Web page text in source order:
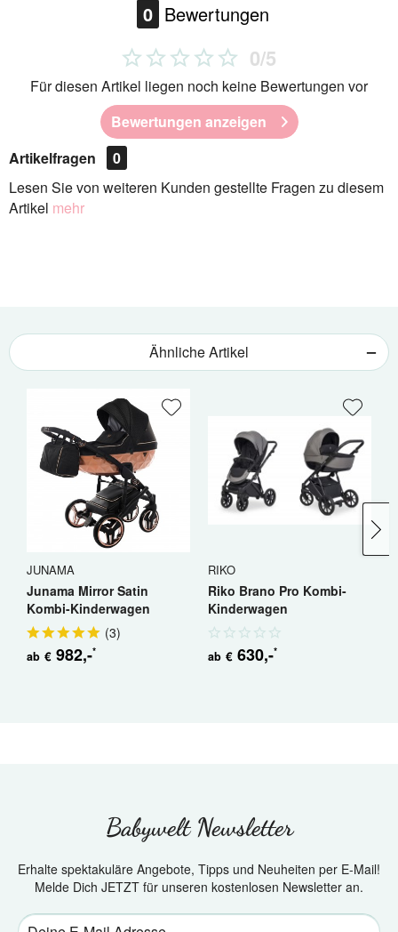
0 Bewertungen
0/5
Für diesen Artikel liegen noch keine Bewertungen vor
Bewertungen anzeigen
Artikelfragen
0
Lesen Sie von weiteren Kunden gestellte Fragen zu diesem
Artikel mehr
Ähnliche Artikel
JUNAMA
Junama Mirror Satin
Kombi-Kinderwagen
(3)
ab € 982,-*
RIKO
Riko Brano Pro Kombi-
Kinderwagen
ab € 630,-*
Babywelt Newsletter
Erhalte spektakuläre Angebote, Tipps und Neuheiten per E-Mail!
Melde Dich JETZT für unseren kostenlosen Newsletter an.